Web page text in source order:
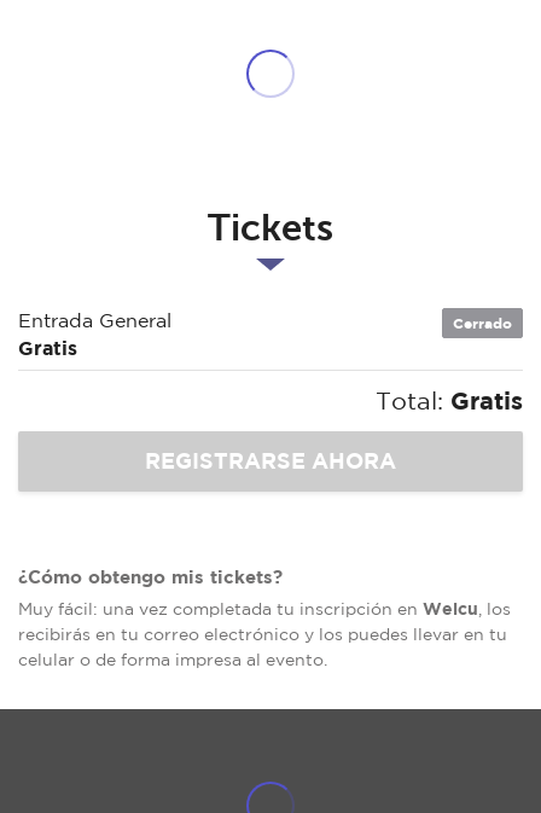
Tickets
Entrada General
Gratis
Cerrado
Total: Gratis
¿Cómo obtengo mis tickets?
Muy fácil: una vez completada tu inscripción en Welcu , los
recibirás en tu correo electrónico y los puedes llevar en tu
celular o de forma impresa al evento.